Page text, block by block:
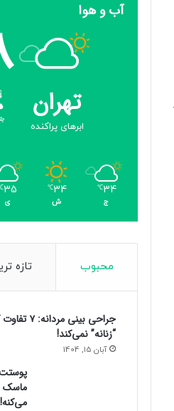
آب و هوا
تهران
ابرهای پراکنده
34
℃
ج
34
℃
ش
35
ی
محبوب تازه
جراحی
“زنانه” نمی‌کند!
آبان 15, 1404
ماسک
می‌کنه!